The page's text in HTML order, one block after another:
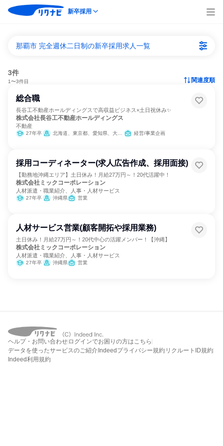
新卒採用
那覇市 完全週休二日制の新卒採用求人一覧
3件
1〜3件目 関連度順
総合職
長谷工不動産ホールディングスで高収益ビジネス×土日祝休み✨
株式会社長谷工不動産ホールディングス
不動産
27年卒 北海道、東京都、愛知県、大阪府、福岡県、沖縄県 経営/事業企画
採用コーディネーター(求人広告作成、採用面接)
【勤務地沖縄エリア】土日休み！月給27万円～！20代活躍中！
株式会社ミックコーポレーション
人材派遣・職業紹介、人事・人材サービス
27年卒 沖縄県 営業
人材サービス営業(顧客開拓や採用業務)
土日休み！月給27万円～！20代中心の活躍メンバー！【沖縄】
株式会社ミックコーポレーション
人材派遣・職業紹介、人事・人材サービス
27年卒 沖縄県 営業
ヘルプ・お問い合わせ ログインでお困りの方はこちら
データを使ったサービスのご紹介 Indeedプライバシー規約 リクルートID規約
Indeed利用規約